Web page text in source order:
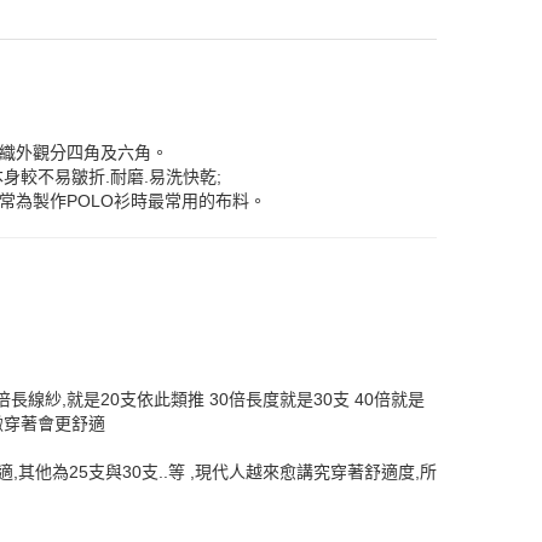
外觀分四角及六角。
較不易皺折.耐磨.易洗快乾;
為製作POLO衫時最常用的布料。
線紗,就是20支依此類推 30倍長度就是30支 40倍就是
著會更舒適
,其他為25支與30支..等 ,現代人越來愈講究穿著舒適度,所